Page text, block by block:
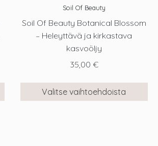
Soil Of Beauty
Soil Of Beauty Botanical Blossom
– Heleyttävä ja kirkastava
kasvoöljy
35,00 €
Valitse vaihtoehdoista